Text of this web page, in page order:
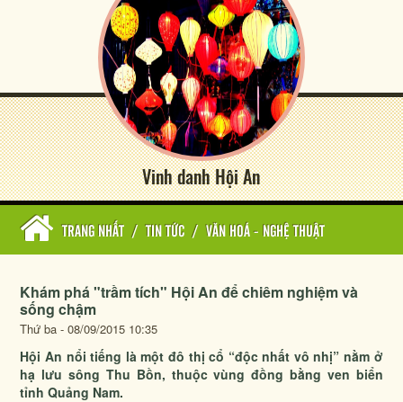
Vinh danh Hội An
TRANG NHẤT / TIN TỨC / VĂN HOÁ - NGHỆ THUẬT
Khám phá "trầm tích" Hội An để chiêm nghiệm và
sống chậm
Thứ ba - 08/09/2015 10:35
Hội An nổi tiếng là một đô thị cổ “độc nhất vô nhị” nằm ở
hạ lưu sông Thu Bồn, thuộc vùng đồng bằng ven biển
tỉnh Quảng Nam.